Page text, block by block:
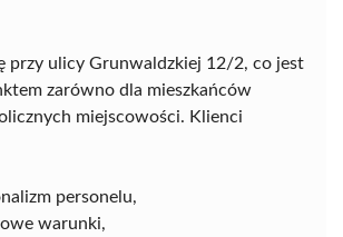
przy ulicy Grunwaldzkiej 12/2, co jest
zarówno dla mieszkańców
miejscowości. Klienci
personelu,
warunki,